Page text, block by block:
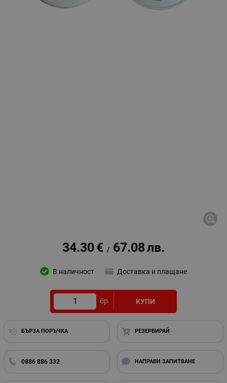
34.30 € / 67.08лв.
В наличност Доставка и плащане
бр. КУПИ
БЪРЗА ПОРЪЧКА РЕЗЕРВИРАЙ
0886 886 332 НАПРАВИ ЗАПИТВАНЕ